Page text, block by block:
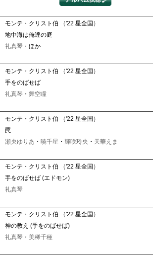
モンテ・クリスト伯 （'22 星全国）
地中海は俺達の庭
礼真琴 ・ほか
モンテ・クリスト伯 （'22 星全国）
手をのばせば
礼真琴 ・ 舞空瞳
モンテ・クリスト伯 （'22 星全国）
罠
瀬央ゆりあ ・ 暁千星 ・ 輝咲玲央 ・ 天華えま
モンテ・クリスト伯 （'22 星全国）
手をのばせば (エドモン)
礼真琴
モンテ・クリスト伯 （'22 星全国）
神の教え (手をのばせば)
礼真琴 ・ 美稀千種